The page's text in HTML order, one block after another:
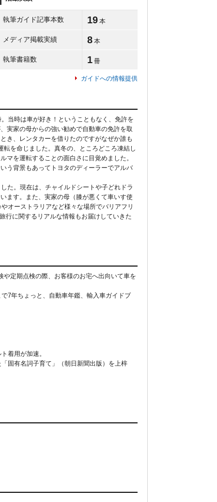
執筆ガイド記事本数 19 本
メディア掲載実績 8 本
執筆書籍数 1 冊
ガイドへの情報提供
当時は車が好き！ということもなく、免許を
実家の母からの強い勧めで自動車の免許を取
き、レンタカーを借りたのですがなぜか誰も
を命じました。真冬の、ところどころ凍結し
マを運転することの面白さに目覚めました。
う背景もあってトヨタのディーラーでアルバ
た。現在は、チャイルドシートや子どれドラ
ます。また、実家の母（膝が悪くて車いす使
オーストラリアなど様々な場所でバリアフリ
行に関するリアルな情報もお届けしていきた
定期点検の際、お客様のお宅へ出向いて車を
7年ちょっと、自動車年鑑、輸入車ガイドブ
着用が加速。
固有名詞子育て」（朝日新聞出版）を上梓